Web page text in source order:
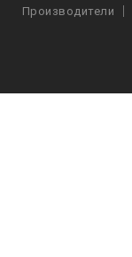
Производители